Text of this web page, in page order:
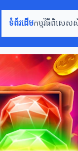
ទំព័រដើមកម្មវិធីពិសេស